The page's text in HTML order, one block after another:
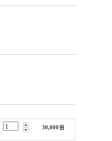
30,000원